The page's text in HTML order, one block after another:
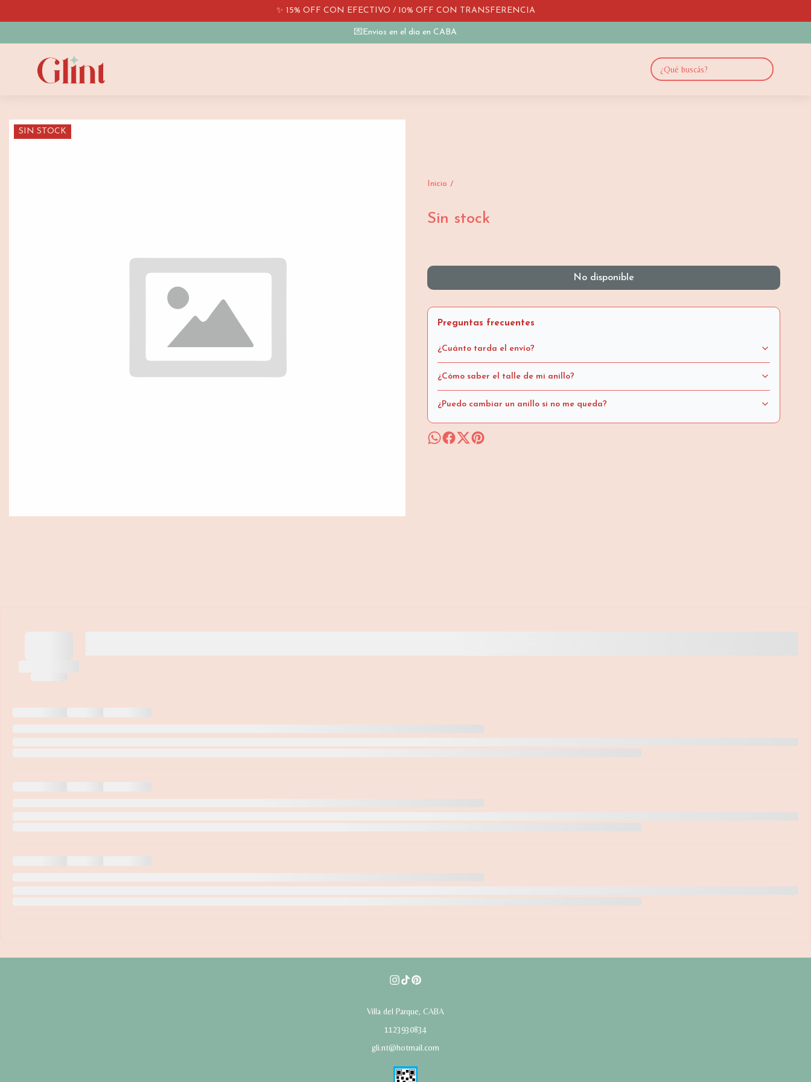
✨ 15% OFF CON EFECTIVO / 10% OFF CON TRANSFERENCIA
💌Envios en el dia en CABA
SIN STOCK
Inicio /
Sin stock
No disponible
Preguntas frecuentes
¿Cuánto tarda el envío?
¿Cómo saber el talle de mi anillo?
¿Puedo cambiar un anillo si no me queda?
Villa del Parque, CABA
1123930834
gli.nt@hotmail.com